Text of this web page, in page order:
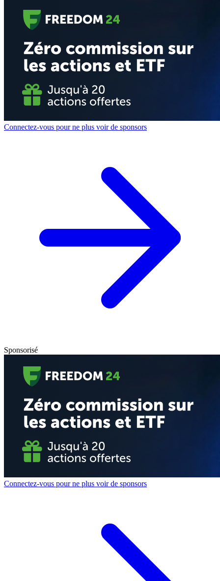
Connectez-vous pour ne plus voir de sponsors
Sponsorisé
Connectez-vous pour ne plus voir de sponsors